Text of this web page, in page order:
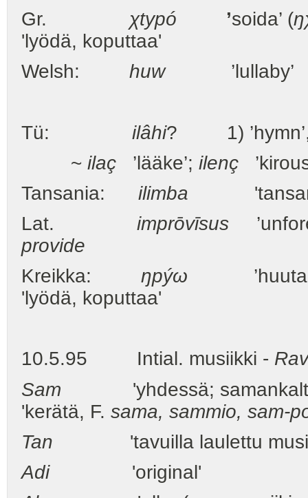
Gr. χtypó ’soida’ (
'lyödä, koputtaa'
Welsh: huw’lullaby’
Tü: ilâhi? 1) ’hymn’,
~ ilaç ’lääke’; ilenç
Tansania: ilimba
Lat. imprōvīsus
provide
Kreikka: ŋpýω ’huutaa
'lyödä, koputtaa'
10.5.95 Intial. musiikki -
Sam 'yhdessä;
'kerätä, F. sama, sammio, sam-
Tan 'tavuilla laulettu
Adi'original'